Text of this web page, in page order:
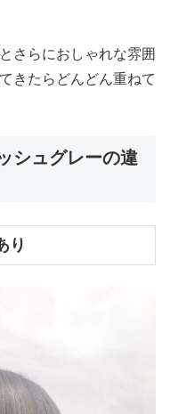
さらにおしゃれな雰囲
きたらどんどん重ねて
シュグレーの違
り